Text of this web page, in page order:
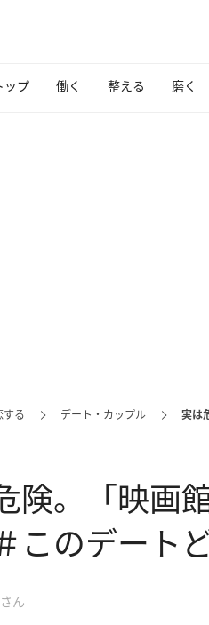
ップ 働く 整える 磨く
する デート・カップル 実は
険。「映画
のデート
ん